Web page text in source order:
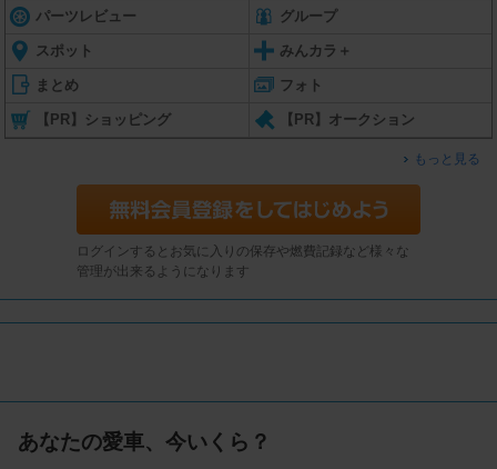
パーツレビュー グループ
スポット みんカラ＋
まとめ フォト
【PR】ショッピング 【PR】オークション
もっと見る
ログインするとお気に入りの保存や燃費記録など様々な
管理が出来るようになります
あなたの愛車、今いくら？